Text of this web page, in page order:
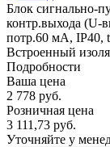
Блок сигнально-
контр.выхода (U-
потр.60 мА, IP40,
Встроенный
Подробности
Ваша цена
2 778 руб.
Розничная цена
3 111,73 руб.
Уточняйте у